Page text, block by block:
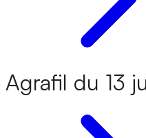
Agrafil du 13